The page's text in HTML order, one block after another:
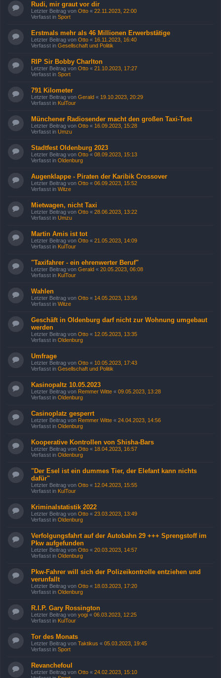
Rudi, mir graut vor dir
Letzter Beitrag von Otto « 22.11.2023, 22:00
Verfasst in Sport
Erstmals mehr als 46 Millionen Erwerbstätige
Letzter Beitrag von Otto « 16.11.2023, 16:40
Verfasst in Gesellschaft und Politik
RIP Sir Bobby Charlton
Letzter Beitrag von Otto « 21.10.2023, 17:27
Verfasst in Sport
791 Kilometer
Letzter Beitrag von Gerald « 19.10.2023, 20:29
Verfasst in KulTour
Münchener Radiosender macht den großen Taxi-Test
Letzter Beitrag von Otto « 16.09.2023, 15:28
Verfasst in Umzu
Stadtfest Oldenburg 2023
Letzter Beitrag von Otto « 08.09.2023, 15:13
Verfasst in Oldenburg
Augenklappe - Piraten der Karibik Crossover
Letzter Beitrag von Otto « 06.09.2023, 15:52
Verfasst in Witze
Mietwagen, nicht Taxi
Letzter Beitrag von Otto « 28.06.2023, 13:22
Verfasst in Umzu
Martin Amis ist tot
Letzter Beitrag von Otto « 21.05.2023, 14:09
Verfasst in KulTour
"Taxifahrer - ein ehrenwerter Beruf"
Letzter Beitrag von Gerald « 20.05.2023, 06:08
Verfasst in KulTour
Wahlen
Letzter Beitrag von Otto « 14.05.2023, 13:56
Verfasst in Witze
Geschäft in Oldenburg darf nicht zur Wohnung umgebaut
werden
Letzter Beitrag von Otto « 12.05.2023, 13:35
Verfasst in Oldenburg
Umfrage
Letzter Beitrag von Otto « 10.05.2023, 17:43
Verfasst in Gesellschaft und Politik
Kasinopaltz 10.05.2023
Letzter Beitrag von Remmer Witte « 09.05.2023, 13:28
Verfasst in Oldenburg
Casinoplatz gesperrt
Letzter Beitrag von Remmer Witte « 24.04.2023, 14:56
Verfasst in Oldenburg
Kooperative Kontrollen von Shisha-Bars
Letzter Beitrag von Otto « 18.04.2023, 16:57
Verfasst in Oldenburg
"Der Esel ist ein dummes Tier, der Elefant kann nichts
dafür"
Letzter Beitrag von Otto « 12.04.2023, 15:55
Verfasst in KulTour
Kriminalstatistik 2022
Letzter Beitrag von Otto « 23.03.2023, 13:49
Verfasst in Oldenburg
Verfolgungsfahrt auf der Autobahn 29 +++ Sprengstoff im
Pkw aufgefunden
Letzter Beitrag von Otto « 20.03.2023, 14:57
Verfasst in Oldenburg
Pkw-Fahrer will sich der Polizeikontrolle entziehen und
verunfallt
Letzter Beitrag von Otto « 18.03.2023, 17:20
Verfasst in Oldenburg
R.I.P. Gary Rossington
Letzter Beitrag von yogi « 06.03.2023, 12:25
Verfasst in KulTour
Tor des Monats
Letzter Beitrag von Taktikus « 05.03.2023, 19:45
Verfasst in Sport
Revanchefoul
Letzter Beitrag von Otto « 24.02.2023, 15:10